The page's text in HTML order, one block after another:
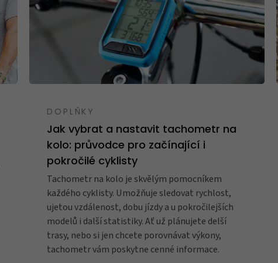
DOPLŇKY
Jak vybrat a nastavit tachometr na
kolo: průvodce pro začínající i
pokročilé cyklisty
Tachometr na kolo je skvělým pomocníkem
každého cyklisty. Umožňuje sledovat rychlost,
ujetou vzdálenost, dobu jízdy a u pokročilejších
modelů i další statistiky. Ať už plánujete delší
trasy, nebo si jen chcete porovnávat výkony,
tachometr vám poskytne cenné informace.